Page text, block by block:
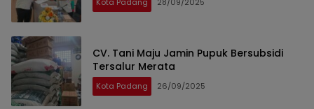
Kota Padang 28/09/2025
CV. Tani Maju Jamin Pupuk Bersubsidi
Tersalur Merata
Kota Padang 26/09/2025